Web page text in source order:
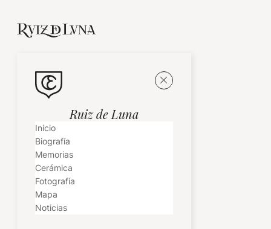
Ruiz de Luna
Inicio
Biografía
Memorias
Cerámica
Fotografía
Mapa
Noticias